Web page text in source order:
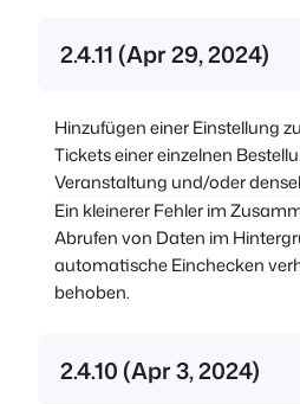
2.4.11 (Apr 29, 2024)
Hinzufügen einer Einstellung
Tickets einer einzelnen
Veranstaltung und/oder
Ein kleinerer Fehler im
Abrufen von Daten im
automatische Einchecken
behoben.
2.4.10 (Apr 3, 2024)